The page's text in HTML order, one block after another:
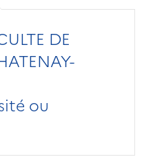
DE
ou